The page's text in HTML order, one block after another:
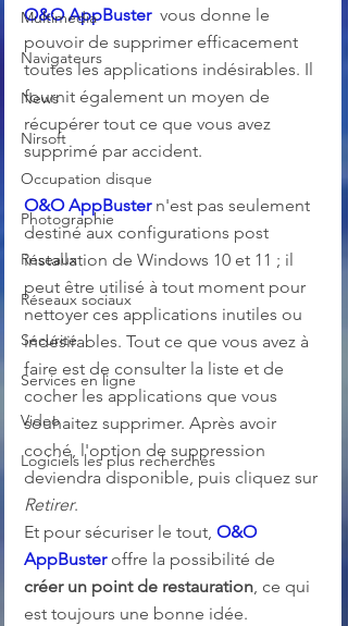
Multimedia
Navigateurs
News
Nirsoft
Occupation disque
Photographie
Réseaux
Réseaux sociaux
Sécurité
Services en ligne
Video
Logiciels les plus recherchés
O&O AppBuster
  vous donne le
pouvoir de supprimer efficacement
toutes les applications indésirables. Il
fournit également un moyen de
récupérer tout ce que vous avez
supprimé par accident.
O&O AppBuster n'est pas seulement
destiné aux configurations post
installation de Windows 10 et 11 ; il
peut être utilisé à tout moment pour
nettoyer ces applications inutiles ou
indésirables. Tout ce que vous avez à
faire est de consulter la liste et de
cocher les applications que vous
souhaitez supprimer. Après avoir
coché, l'option de suppression
deviendra disponible, puis cliquez sur
Retirer.
Et pour sécuriser le tout, O&O
AppBuster offre la possibilité de
créer un point de restauration, ce qui
est toujours une bonne idée.